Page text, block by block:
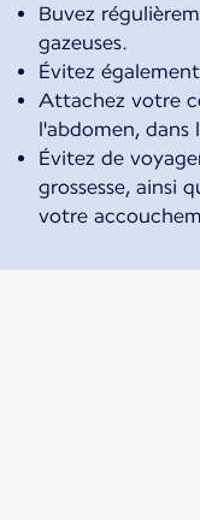
Buvez
gazeuses.
Évitez
Attachez votre
l'abdomen, dans
Évitez de
grossesse, ainsi
votre